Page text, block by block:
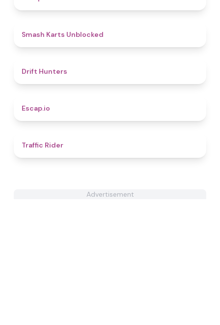
Smash Karts Unblocked
Drift Hunters
Escap.io
Traffic Rider
Advertisement